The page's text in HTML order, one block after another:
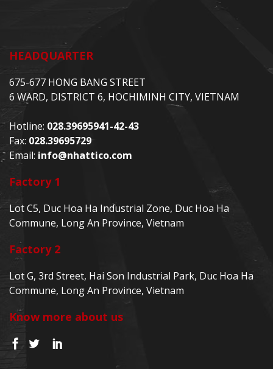
HEADQUARTER
675-677 HONG BANG STREET
6 WARD, DISTRICT 6, HOCHIMINH CITY, VIETNAM
Hotline: 028.39695941-42-43
Fax: 028.39695729
Email: info@nhattico.com
Factory 1
Lot C5, Duc Hoa Ha Industrial Zone, Duc Hoa Ha
Commune, Long An Province, Vietnam
Factory 2
Lot G, 3rd Street, Hai Son Industrial Park, Duc Hoa Ha
Commune, Long An Province, Vietnam
Know more about us